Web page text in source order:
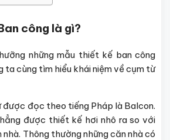
công là gì?
những mẫu thiết kế ban công
ta cùng tìm hiểu khái niệm về cụm từ
được đọc theo tiếng Pháp là Balcon.
được thiết kế hơi nhô ra so với
Thông thường những căn nhà có